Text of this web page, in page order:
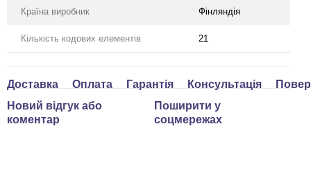
Країна виробник Фінляндія
Кількість кодових елементів 21
Доставка Оплата Гарантія Консультація
Новий відгук або
коментар
Поширити у
соцмережах